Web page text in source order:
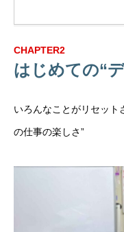
CHAPTER2
はじめての“
いろんなことがリセット
の仕事の楽しさ”